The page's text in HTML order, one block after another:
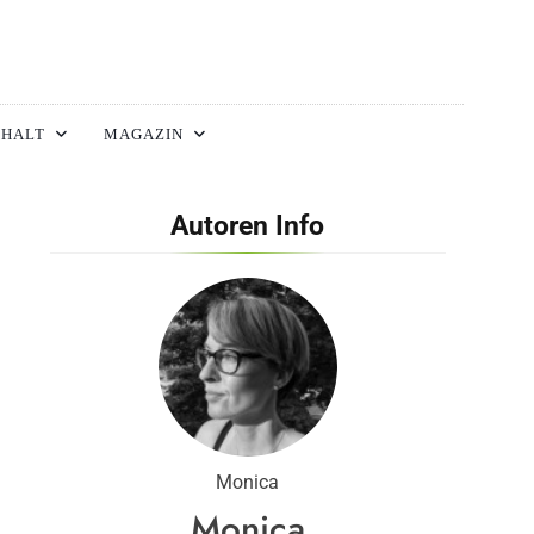
MAGAZIN
Autoren Info
Monica